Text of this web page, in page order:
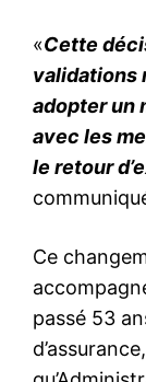
«Cette
validations
adopter un
avec les
le retour
Ce
passé 53